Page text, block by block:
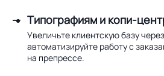
Типографиям и копи-
Увеличьте клиентскую базу
автоматизируйте работу с
на препрессе.